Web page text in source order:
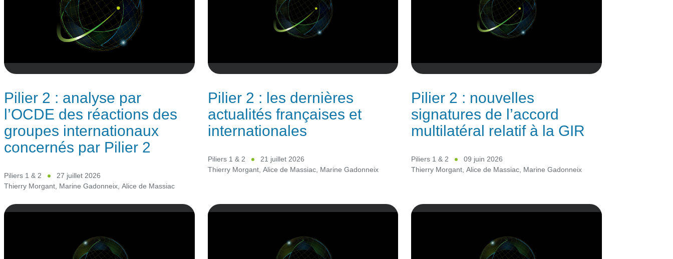
Pilier 2 : analyse par
l’OCDE des réactions des
groupes internationaux
concernés par Pilier 2
Piliers 1 & 2
27 juillet 2026
Thierry Morgant, Marine Gadonneix, Alice de Massiac
Pilier 2 : les dernières
actualités françaises et
internationales
Piliers 1 & 2
21 juillet 2026
Thierry Morgant, Alice de Massiac, Marine Gadonneix
Pilier 2 : nouvelles
signatures de l’accord
multilatéral relatif à la GIR
Piliers 1 & 2
09 juin 2026
Thierry Morgant,Alice de Massiac, Marine Gadonneix